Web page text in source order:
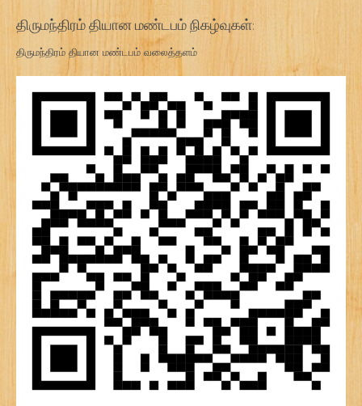
திருமந்திரம் தியான மண்டபம் நிகழ்வுகள்:
திருமந்திரம் தியான மண்டபம் வலைத்தளம்